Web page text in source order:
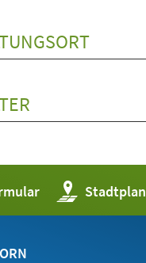
Stadtplan
(Öffnet
in
einem